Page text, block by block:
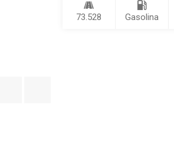
73.528 Gasolina